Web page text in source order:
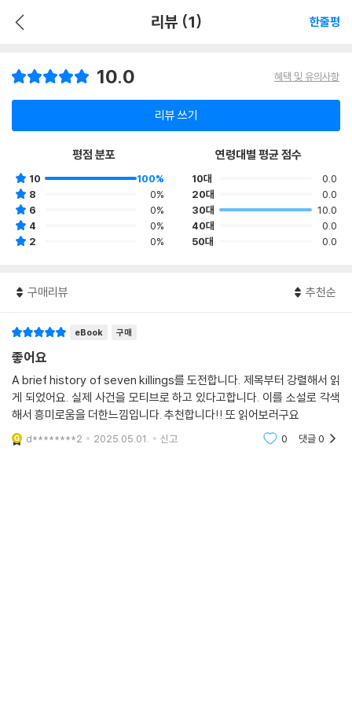
리뷰 (1) 한줄평
10.0 혜택 및 유의사항
리뷰 쓰기
평점 분포
10
100%
8
0%
6
0%
4
0%
2
0%
연령대별 평균 점수
10대
0.0
20대
0.0
30대
10.0
40대
0.0
50대
0.0
구매리뷰 추천순
eBook 구매
좋어요
A brief history of seven killings를 도전합니다. 제목부터 강렬해서 읽
게 되었어요. 실제 사건을 모티브로 하고 있다고합니다. 이를 소설로 각색
해서 흥미로움을 더한느낌입니다. 추천합니다!! 또 읽어보러구요
d********2 2025.05.01. 신고 0 댓글0